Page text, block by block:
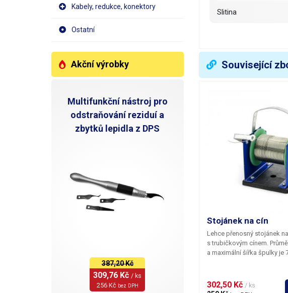
Kabely, redukce, konektory
Ostatní
Akční výrobky
Multifunkční nástroj pro
odstraňování reziduí a
zbytků lepidla z DPS
387,20 Kč
309,76 Kč / ks
256 Kč bez DPH
Slitina
Teplota tavení
Bod tání liquidus
Hmotnost
Váha balení [kg]:
Související
Stojánek na cín
Lehce přenosný stojánek
s trubičkovým cínem.
a maximální šířka špulky je
302,50 Kč / ks